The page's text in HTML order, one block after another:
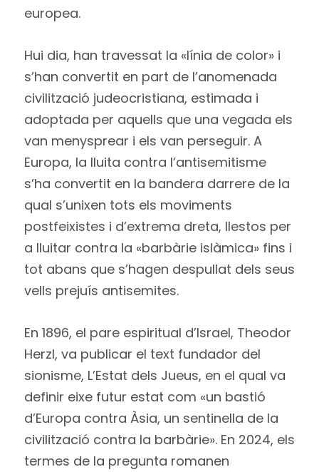
europea.
Hui dia, han travessat la «línia de color» i
s’han convertit en part de l’anomenada
civilització judeocristiana, estimada i
adoptada per aquells que una vegada els
van menysprear i els van perseguir. A
Europa, la lluita contra l’antisemitisme
s’ha convertit en la bandera darrere de la
qual s’unixen tots els moviments
postfeixistes i d’extrema dreta, llestos per
a lluitar contra la «barbàrie islàmica» fins i
tot abans que s’hagen despullat dels seus
vells prejuís antisemites.
En 1896, el pare espiritual d’Israel, Theodor
Herzl, va publicar el text fundador del
sionisme, L’Estat dels Jueus, en el qual va
definir eixe futur estat com «un bastió
d’Europa contra Àsia, un sentinella de la
civilització contra la barbàrie». En 2024, els
termes de la pregunta romanen